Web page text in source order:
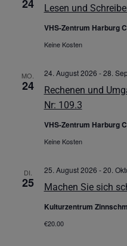
24 Lesen und
VHS-Zentrum Harburg
Keine Kosten
MO.
24
Rechenen und
Nr: 109.3
24. August 2026 -28.
VHS-Zentrum Harburg
Keine Kosten
DI.
25 Machen Sie sich
25. August 2026 -20.
Kulturzentrum
€20.00